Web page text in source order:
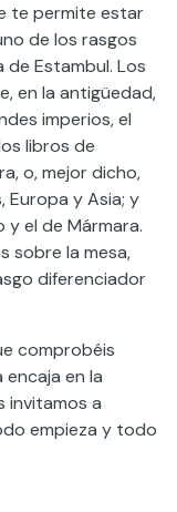
te permite estar
de los rasgos
Estambul. Los
en la antigüedad,
imperios, el
libros de
o, mejor dicho,
y Asia; y
el de Mármara.
sobre la mesa,
diferenciador
comprobéis
en la
invitamos a
empieza y todo